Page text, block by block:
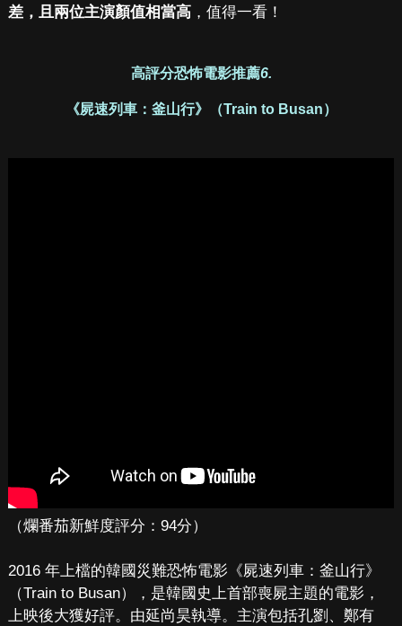
差，且兩位主演顏值相當高，值得一看！
高評分恐怖電影推薦6.
《屍速列車：釜山行》（Train to Busan）
（爛番茄新鮮度評分：94分）
2016 年上檔的韓國災難恐怖電影《屍速列車：釜山行》
（Train to Busan），是韓國史上首部喪屍主題的電影，
上映後大獲好評。由延尚昊執導。主演包括孔劉、鄭有